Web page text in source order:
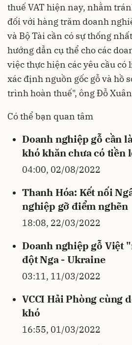
thuế VAT hiện nay, nhằm
đối với hàng trăm doanh
và Bộ Tài cần có sự thống
hướng dẫn cụ thể cho các
việc thực hiện các yêu cầu
xác định nguồn gốc gỗ và hồ
trình hoàn thuế", ông Đỗ
Có thể bạn quan tâm
Doanh nghiệp gỗ cần
khó khăn chưa có tiền
04:00, 02/08/2022
Thanh Hóa: Kết nối
nghiệp gỡ điểm nghẽn
18:08, 22/03/2022
Doanh nghiệp gỗ Việt
đột Nga - Ukraine
03:11, 11/03/2022
VCCI Hải Phòng cùng
khó
16:55, 01/03/2022